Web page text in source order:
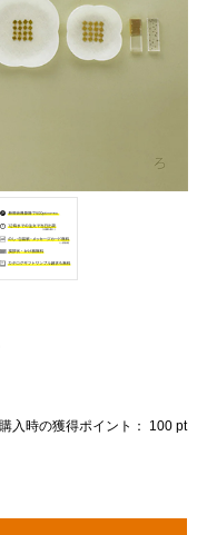
購入時の獲得ポイント： 100 pt